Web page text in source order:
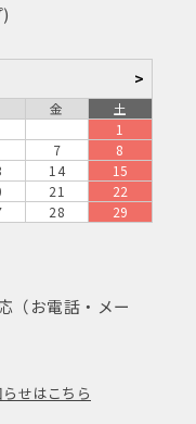
>
金
土
1
7
8
14
15
21
22
28
29
（お電話・メー
せはこちら